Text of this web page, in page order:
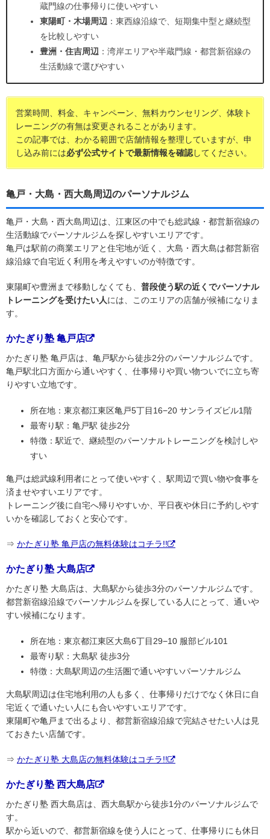
蔵門線の仕事帰りに使いやすい
東陽町・木場周辺 ：東西線沿線で、短期集中型と継続型
を比較しやすい
豊洲・住吉周辺 ：湾岸エリアや半蔵門線・都営新宿線の
生活動線で選びやすい
営業時間、料金、キャンペーン、無料カウンセリング、体験ト
レーニングの有無は変更されることがあります。
この記事では、わかる範囲で店舗情報を整理していますが、申
し込み前には必ず公式サイトで最新情報を確認してください。
亀戸・大島・西大島周辺のパーソナルジム
亀戸・大島・西大島周辺は、江東区の中でも総武線・都営新宿線の
生活動線でパーソナルジムを探しやすいエリアです。
亀戸は駅前の商業エリアと住宅地が近く、大島・西大島は都営新宿
線沿線で自宅近く利用を考えやすいのが特徴です。
東陽町や豊洲まで移動しなくても、 普段使う駅の近くでパーソナル
トレーニングを受けたい人には、このエリアの店舗が候補になりま
す。
かたぎり塾 亀戸店
かたぎり塾 亀戸店は、亀戸駅から徒歩2分のパーソナルジムです。
亀戸駅北口方面から通いやすく、仕事帰りや買い物ついでに立ち寄
りやすい立地です。
所在地：東京都江東区亀戸5丁目16−20 サンライズビル1階
最寄り駅：亀戸駅 徒歩2分
特徴：駅近で、継続型のパーソナルトレーニングを検討しや
すい
亀戸は総武線利用者にとって使いやすく、駅周辺で買い物や食事を
済ませやすいエリアです。
トレーニング後に自宅へ帰りやすいか、平日夜や休日に予約しやす
いかを確認しておくと安心です。
⇒ かたぎり塾 亀戸店の無料体験はコチラ!!
かたぎり塾 大島店
かたぎり塾 大島店は、大島駅から徒歩3分のパーソナルジムです。
都営新宿線沿線でパーソナルジムを探している人にとって、通いや
すい候補になります。
所在地：東京都江東区大島6丁目29−10 服部ビル101
最寄り駅：大島駅 徒歩3分
特徴：大島駅周辺の生活圏で通いやすいパーソナルジム
大島駅周辺は住宅地利用の人も多く、仕事帰りだけでなく休日に自
宅近くで通いたい人にも合いやすいエリアです。
東陽町や亀戸まで出るより、都営新宿線沿線で完結させたい人は見
ておきたい店舗です。
⇒ かたぎり塾 大島店の無料体験はコチラ!!
かたぎり塾 西大島店
かたぎり塾 西大島店は、西大島駅から徒歩1分のパーソナルジムで
す。
駅から近いので、都営新宿線を使う人にとって、仕事帰りにも休日